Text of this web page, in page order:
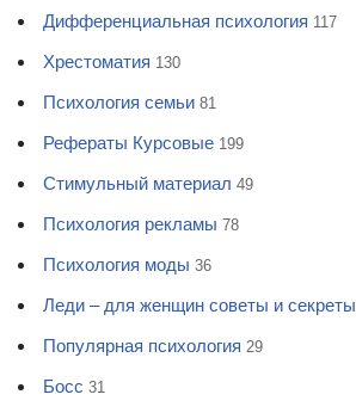
Дифференциальная психология 117
Хрестоматия 130
Психология семьи 81
Рефераты Курсовые 199
Стимульный материал 49
Психология рекламы 78
Психология моды 36
Леди – для женщин советы и секреты
Популярная психология 29
Босс 31